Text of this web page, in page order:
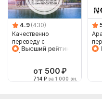
4.9 (430)
Качественно
переведу с
корейского или на
от 500 ₽
714 ₽ за 1 000 зн.
на